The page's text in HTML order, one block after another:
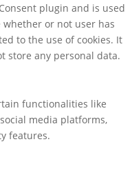
plugin and is used
whether or not user has
to the use of cookies. It
store any personal data.
functionalities like
media platforms,
features.